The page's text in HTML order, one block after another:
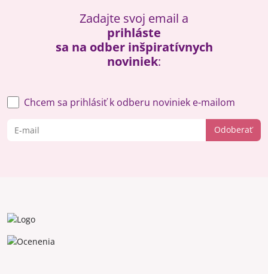
Zadajte svoj email a
prihláste
sa na odber inšpiratívnych
noviniek:
Odoberať
Chcem sa prihlásiť k odberu noviniek e-mailom